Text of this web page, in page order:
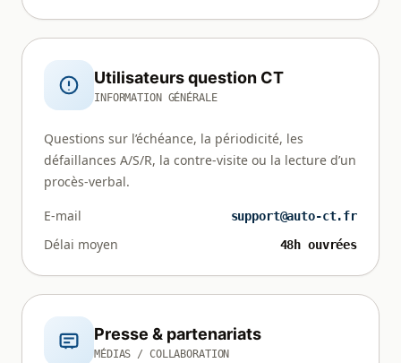
Utilisateurs question CT
INFORMATION GÉNÉRALE
Questions sur l’échéance, la périodicité, les
défaillances A/S/R, la contre-visite ou la lecture d’un
procès-verbal.
E-mail
support@auto-ct.fr
Délai moyen 48h ouvrées
Presse & partenariats
MÉDIAS / COLLABORATION